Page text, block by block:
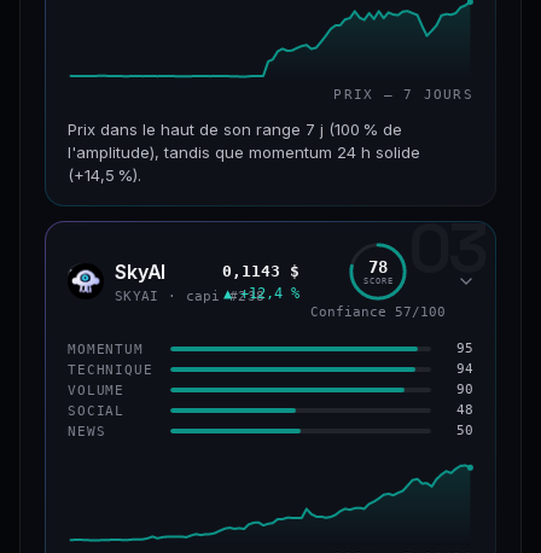
PRIX — 7 JOURS
Prix dans le haut de son range 7 j (100 % de
l'amplitude), tandis que momentum 24 h solide
(+14,5 %).
CAP. MARCHÉ VOLUME 24 H
VAR. 7 J VAR. 30 J
+211,4 %
VS ATH
−3,2 % #193
CONFIANCE 50/100
03
SKYA SkyAI
SKYAI · capi #238
0,1143 $
▲ +12,4 %
78
SCORE
Confiance 57/100
MOMENTUM 95
TECHNIQUE 94
VOLUME 90
SOCIAL 48
NEWS 50